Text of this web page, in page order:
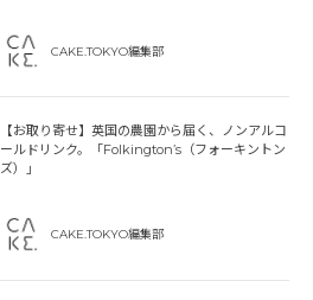
CAKE.TOKYO編集部
【お取り寄せ】英国の農園から届く、ノンアルコ
ールドリンク。「Folkington’s（フォーキントン
ズ）」
CAKE.TOKYO編集部